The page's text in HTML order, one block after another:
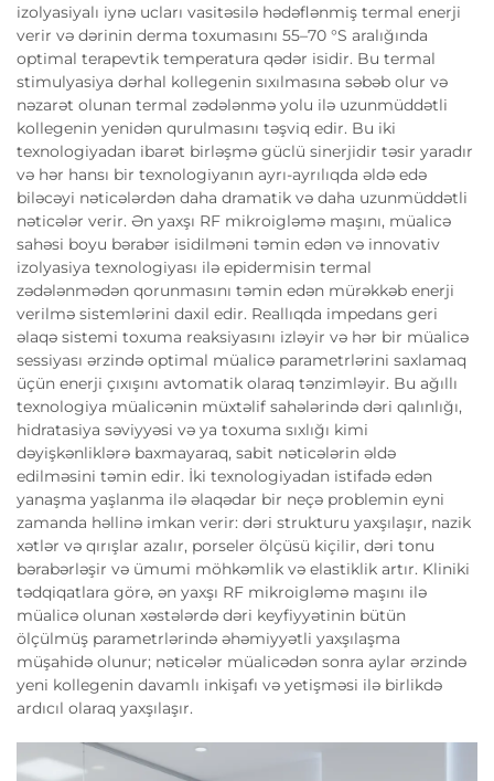
izolyasiyalı iynə ucları vasitəsilə hədəflənmiş termal enerji
verir və dərinin derma toxumasını 55–70 °S aralığında
optimal terapevtik temperatura qədər isidir. Bu termal
stimulyasiya dərhal kollegenin sıxılmasına səbəb olur və
nəzarət olunan termal zədələnmə yolu ilə uzunmüddətli
kollegenin yenidən qurulmasını təşviq edir. Bu iki
texnologiyadan ibarət birləşmə güclü sinerjidir təsir yaradır
və hər hansı bir texnologiyanın ayrı-ayrılıqda əldə edə
biləcəyi nəticələrdən daha dramatik və daha uzunmüddətli
nəticələr verir. Ən yaxşı RF mikroigləmə maşını, müalicə
sahəsi boyu bərabər isidilməni təmin edən və innovativ
izolyasiya texnologiyası ilə epidermisin termal
zədələnmədən qorunmasını təmin edən mürəkkəb enerji
verilmə sistemlərini daxil edir. Reallıqda impedans geri
əlaqə sistemi toxuma reaksiyasını izləyir və hər bir müalicə
sessiyası ərzində optimal müalicə parametrlərini saxlamaq
üçün enerji çıxışını avtomatik olaraq tənzimləyir. Bu ağıllı
texnologiya müalicənin müxtəlif sahələrində dəri qalınlığı,
hidratasiya səviyyəsi və ya toxuma sıxlığı kimi
dəyişkənliklərə baxmayaraq, sabit nəticələrin əldə
edilməsini təmin edir. İki texnologiyadan istifadə edən
yanaşma yaşlanma ilə əlaqədar bir neçə problemin eyni
zamanda həllinə imkan verir: dəri strukturu yaxşılaşır, nazik
xətlər və qırışlar azalır, porseler ölçüsü kiçilir, dəri tonu
bərabərləşir və ümumi möhkəmlik və elastiklik artır. Kliniki
tədqiqatlara görə, ən yaxşı RF mikroigləmə maşını ilə
müalicə olunan xəstələrdə dəri keyfiyyətinin bütün
ölçülmüş parametrlərində əhəmiyyətli yaxşılaşma
müşahidə olunur; nəticələr müalicədən sonra aylar ərzində
yeni kollegenin davamlı inkişafı və yetişməsi ilə birlikdə
ardıcıl olaraq yaxşılaşır.